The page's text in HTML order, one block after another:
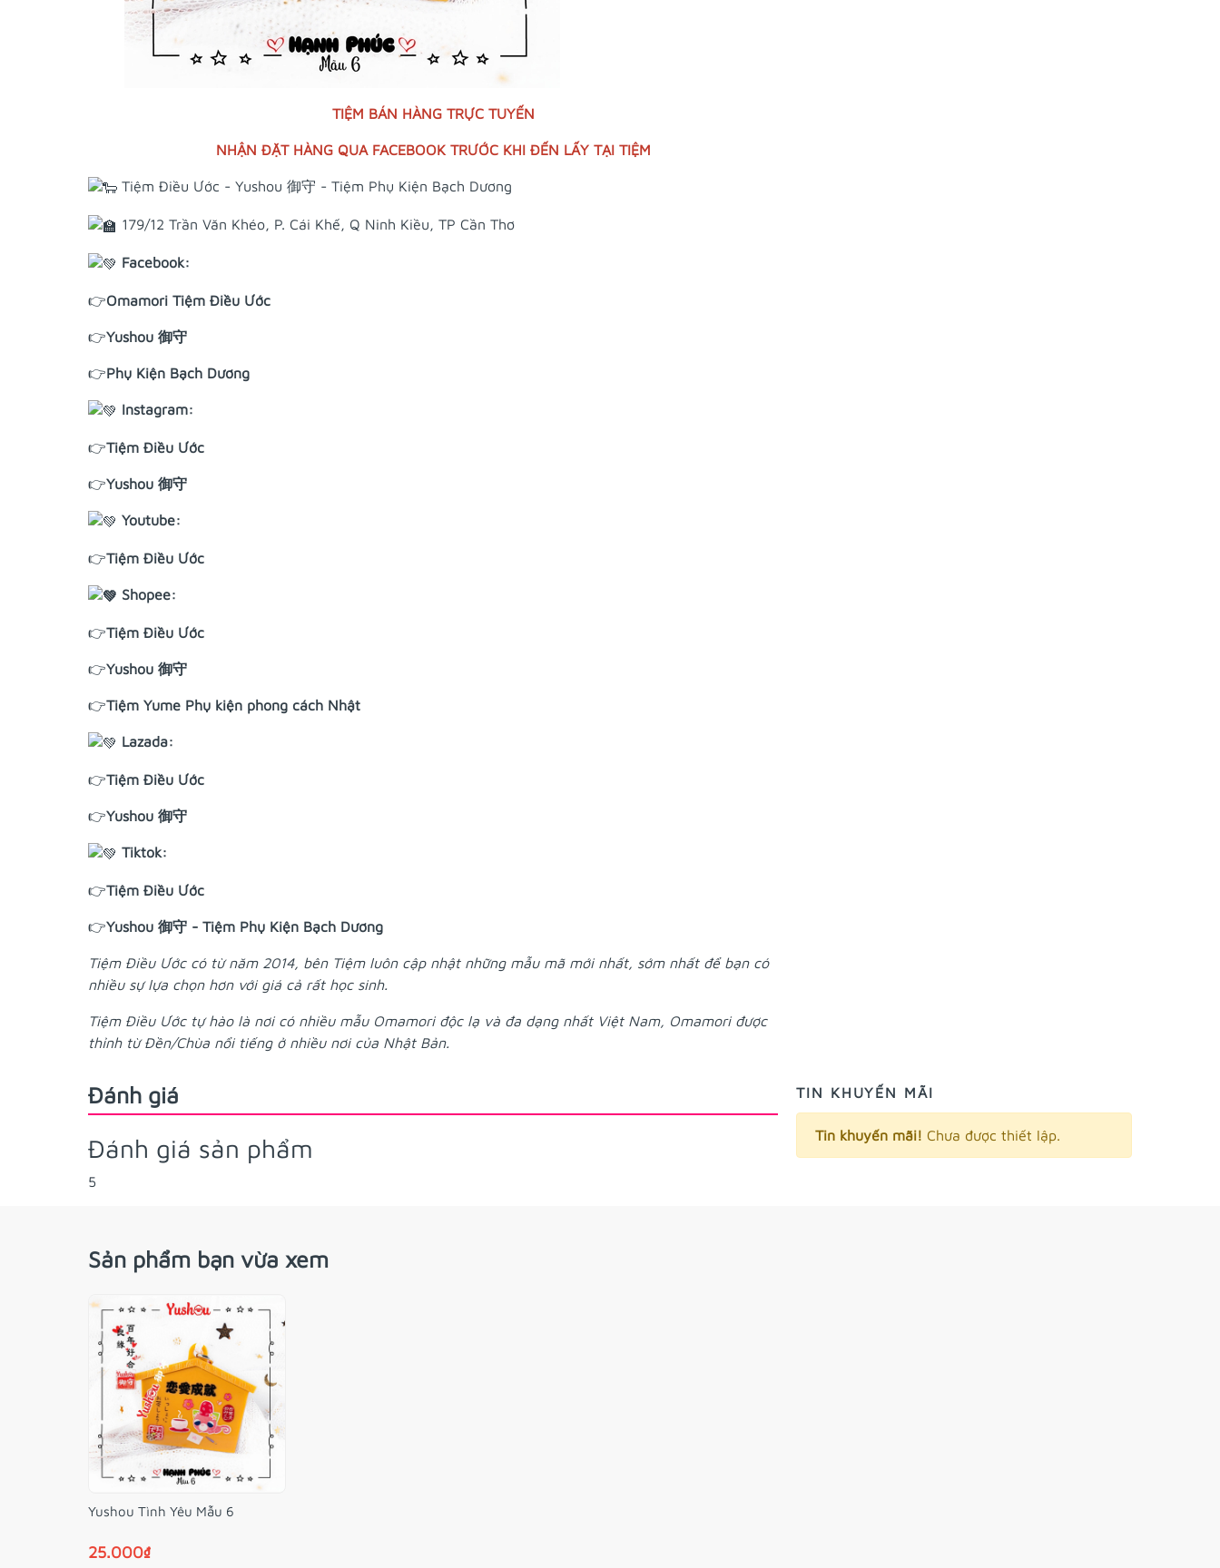
TIỆM BÁN HÀNG TRỰC TUYẾN
NHẬN ĐẶT HÀNG QUA FACEBOOK TRƯỚC KHI ĐẾN LẤY TẠI TIỆM
Tiệm Điều Ước - Yushou 御守 - Tiệm Phụ Kiện Bạch Dương
179/12 Trần Văn Khéo, P. Cái Khế, Q Ninh Kiều, TP Cần Thơ
Facebook:
👉Omamori Tiệm Điều Ước
👉Yushou 御守
👉Phụ Kiện Bạch Dương
Instagram:
👉Tiệm Điều Ước
👉Yushou 御守
Youtube:
👉Tiệm Điều Ước
Shopee:
👉Tiệm Điều Ước
👉Yushou 御守
👉Tiệm Yume Phụ kiện phong cách Nhật
Lazada:
👉Tiệm Điều Ước
👉Yushou 御守
Tiktok:
👉Tiệm Điều Ước
👉Yushou 御守 - Tiệm Phụ Kiện Bạch Dương
Tiệm Điều Ước có từ năm 2014, bên Tiệm luôn cập nhật những mẫu mã mới nhất, sớm nhất để bạn có
nhiều sự lựa chọn hơn với giá cả rất học sinh.
Tiệm Điều Ước tự hào là nơi có nhiều mẫu Omamori độc lạ và đa dạng nhất Việt Nam, Omamori được
thỉnh từ Đền/Chùa nổi tiếng ở nhiều nơi của Nhật Bản.
Đánh giá
Đánh giá sản phẩm
5
TIN KHUYẾN MÃI
Tin khuyến mãi! Chưa được thiết lập.
Sản phẩm bạn vừa xem
Yushou Tình Yêu Mẫu 6
25.000₫